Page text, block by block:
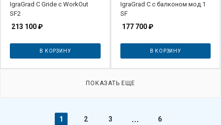
IgraGrad С Gride с WorkOut
SF2
213 100₽
В КОРЗИНУ
IgraGrad С с балконом мод.1
SF
177 700₽
В КОРЗИНУ
ПОКАЗАТЬ ЕЩЕ
1 2 3 6